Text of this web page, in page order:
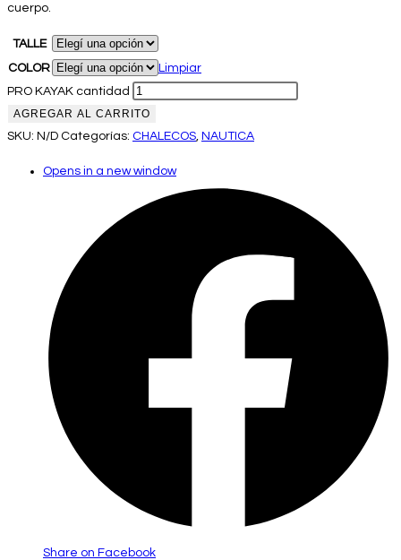
cuerpo.
TALLE
COLOR
Limpiar
PRO KAYAK cantidad
AGREGAR AL CARRITO
SKU: N/D Categorías: CHALECOS, NAUTICA
Opens in a new window
Share on Facebook